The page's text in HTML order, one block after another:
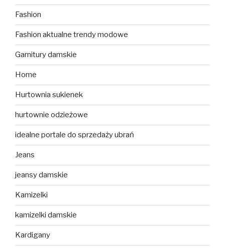
Fashion
Fashion aktualne trendy modowe
Garnitury damskie
Home
Hurtownia sukienek
hurtownie odzieżowe
idealne portale do sprzedaży ubrań
Jeans
jeansy damskie
Kamizelki
kamizelki damskie
Kardigany